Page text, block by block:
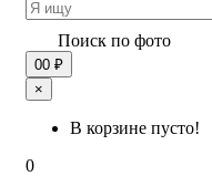
Поиск по фото
00 ₽
×
В корзине пусто!
0